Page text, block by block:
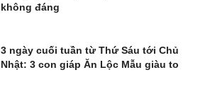
không đáng
3 ngày cuối tuần từ Thứ Sáu tới Chủ
Nhật: 3 con giáp Ăn Lộc Mẫu giàu to